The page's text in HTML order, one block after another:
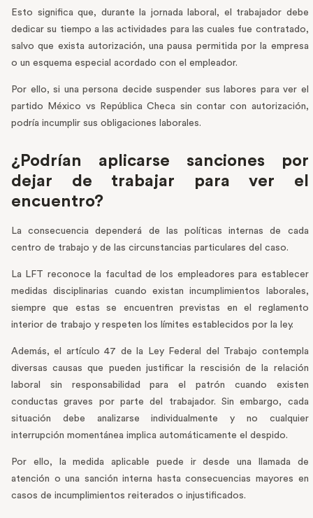
Esto significa que, durante la jornada laboral, el trabajador debe
dedicar su tiempo a las actividades para las cuales fue contratado,
salvo que exista autorización, una pausa permitida por la empresa
o un esquema especial acordado con el empleador.
Por ello, si una persona decide suspender sus labores para ver el
partido México vs República Checa sin contar con autorización,
podría incumplir sus obligaciones laborales.
¿Podrían aplicarse sanciones por
dejar de trabajar para ver el
encuentro?
La consecuencia dependerá de las políticas internas de cada
centro de trabajo y de las circunstancias particulares del caso.
La LFT reconoce la facultad de los empleadores para establecer
medidas disciplinarias cuando existan incumplimientos laborales,
siempre que estas se encuentren previstas en el reglamento
interior de trabajo y respeten los límites establecidos por la ley.
Además, el artículo 47 de la Ley Federal del Trabajo contempla
diversas causas que pueden justificar la rescisión de la relación
laboral sin responsabilidad para el patrón cuando existen
conductas graves por parte del trabajador. Sin embargo, cada
situación debe analizarse individualmente y no cualquier
interrupción momentánea implica automáticamente el despido.
Por ello, la medida aplicable puede ir desde una llamada de
atención o una sanción interna hasta consecuencias mayores en
casos de incumplimientos reiterados o injustificados.